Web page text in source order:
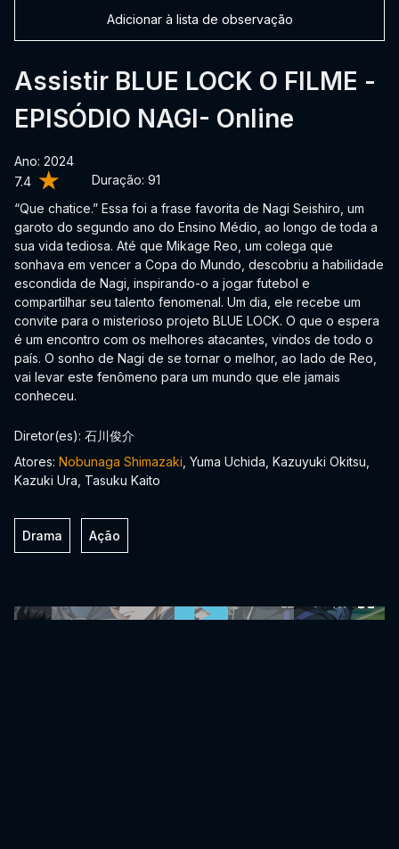
7.4 Duração: 91
Assistir BLUE LOCK O FILME -
EPISÓDIO NAGI- Online
Ano: 2024
“Que chatice.” Essa foi a frase favorita de Nagi Seishiro, um
garoto do segundo ano do Ensino Médio, ao longo de toda a
sua vida tediosa. Até que Mikage Reo, um colega que
sonhava em vencer a Copa do Mundo, descobriu a habilidade
escondida de Nagi, inspirando-o a jogar futebol e
compartilhar seu talento fenomenal. Um dia, ele recebe um
convite para o misterioso projeto BLUE LOCK. O que o espera
é um encontro com os melhores atacantes, vindos de todo o
país. O sonho de Nagi de se tornar o melhor, ao lado de Reo,
vai levar este fenômeno para um mundo que ele jamais
conheceu.
Adicionar à lista de observação
Diretor(es): 石川俊介
Atores: Nobunaga Shimazaki , Yuma Uchida, Kazuyuki Okitsu,
Kazuki Ura, Tasuku Kaito
Drama Ação